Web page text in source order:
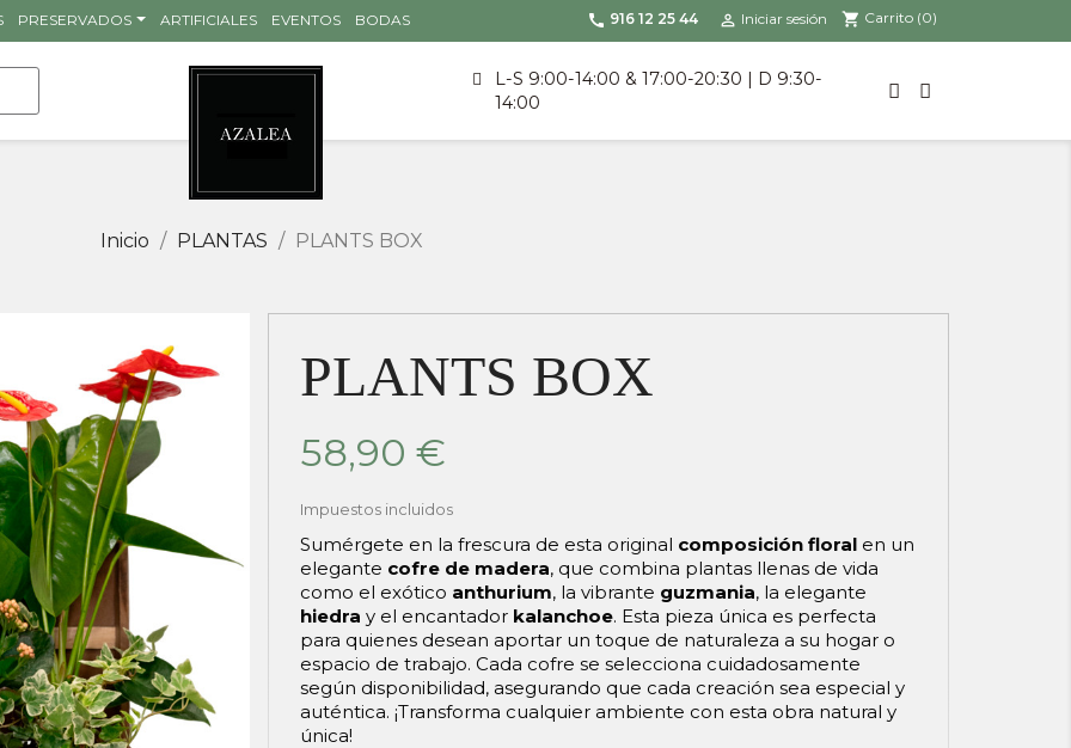
PRESERVADOS ARTIFICIALES EVENTOS BODAS call 916 12 25 44  Iniciar sesión shopping_cart Carrito (0)
L-S 9:00-14:00 & 17:00-20:30 | D 9:30-
14:00
Inicio PLANTAS PLANTS BOX
PLANTS BOX
58,90 €
Impuestos incluidos
Sumérgete en la frescura de esta original composición floralen un
elegante cofre de madera, que combina plantas llenas de vida
como el exótico anthurium, la vibrante guzmania, la elegante
hiedra y el encantador kalanchoe. Esta pieza única es perfecta
para quienes desean aportar un toque de naturaleza a su hogar o
espacio de trabajo. Cada cofre se selecciona cuidadosamente
según disponibilidad, asegurando que cada creación sea especial y
auténtica. ¡Transforma cualquier ambiente con esta obra natural y
única!